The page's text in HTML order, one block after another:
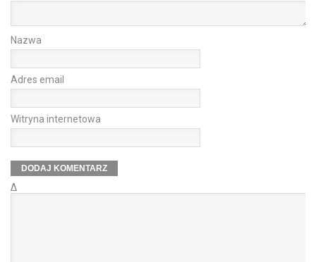
Nazwa
Adres email
Witryna internetowa
Δ